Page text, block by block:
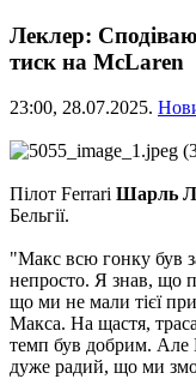
Леклер:
тиск на McLaren
23:00, 28.07.2025.
Пілот Ferrari Шарль
Бельгії.
"Макс всю гонку був
непросто. Я знав, що
що ми не мали тієї
Макса. На щастя,
темп був добрим. Але
дуже радий, що ми